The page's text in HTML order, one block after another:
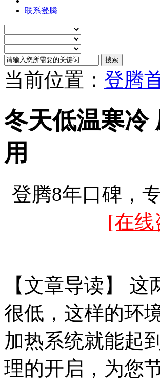
联系登腾
当前位置： 登腾
冬天低温寒冷
用
登腾8年口碑，
[在线
【文章导读】
很低，这样的环
加热系统就能起
理的开启，为您